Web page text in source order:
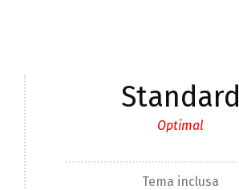
Standard
Optimal
Tema inclusa